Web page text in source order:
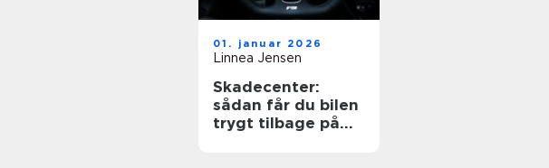
01. januar 2026
Linnea Jensen
Skadecenter:
sådan får du bilen
trygt tilbage på